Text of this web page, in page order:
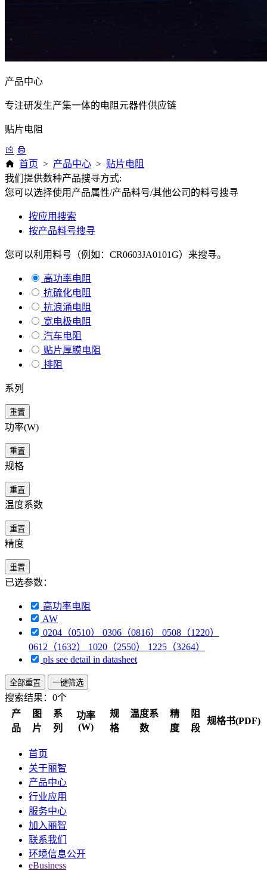
产品中心
专注研发生产集一体的电阻元器件供应链
贴片电阻
首页 > 产品中心 > 贴片电阻
我们提供数种产品搜寻方式:
您可以选择使用产品属性/产品料号/其他公司的料号搜寻
按应用搜索
按产品料号搜寻
您可以利用料号（例如：CR0603JA0101G）来搜寻。
高功率电阻
抗硫化电阻
抗浪涌电阻
宽电极电阻
汽车电阻
贴片厚膜电阻
排阻
系列
重置
功率(W)
重置
规格
重置
温度系数
重置
精度
重置
已选参数：
高功率电阻
AW
0204（0510） 0306（0816） 0508（1220）
0612（1632） 1020（2550） 1225（3264）
pls see detail in datasheet
全部重置 一键筛选
搜索结果： 0个
产
品
图
片
系
列
功率
(W)
规
格
温度系
数
精
度
阻
段
规格书(PDF)
首页
关于丽智
产品中心
行业应用
服务中心
加入丽智
联系我们
环境信息公开
eBusiness